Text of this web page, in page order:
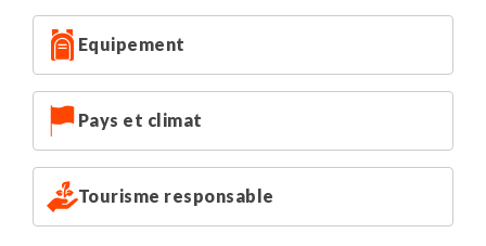
Equipement
Pays et climat
Tourisme responsable